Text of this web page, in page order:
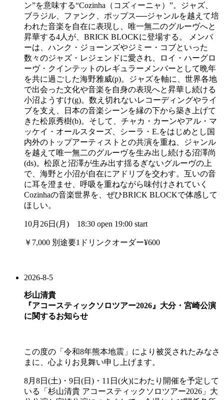
ン”を意味する“Cozinha（コズィーニャ）”。ジャズ、
ブラジル、ファンク、ポップス──ジャンルを越えて培
われた音楽を自在に表現し、唯一無二のグルーヴへと
昇華する4人が、BRICK BLOCKに登場する。 メンバ
ーは、ハンク・ジョーンズやジミー・コブといった
数々のジャズ・レジェンドに愛され、ロイ・ハーグロ
ーヴ・クインテットのレギュラーメンバーとして晩年
を共に過ごした海野雅威(p)。ジャズを軸に、世界各地
で出会った文化や音楽を自身の表現へと昇華し続ける
小沼ようすけ(g)。数え切れないレコーディングやライ
ブを支え、日本の音楽シーンを縁の下から築き上げて
きた松原秀樹(b)。そして、チャカ・カーンやアル・マ
ッケイ・オールスターズ、シーラ・E.をはじめとし国
内外のトップアーティストとの共演を重ね、ジャンル
を越えて唯一無二のグルーヴを生み出し続ける沼澤尚
(ds)。松原と沼澤が生み出す揺るぎないグルーヴの上
で、海野と小沼が自在にアドリブを交わす。互いの音
に耳を澄ませ、呼吸を重ねながら味付けされていく
Cozinhaの音楽世界を、ぜひBRICK BLOCKで体感して
ほしい。
10月26日(月) 18:30 open 19:00 start
￥7,000 別途要1ドリンクオーダー¥600
2026-8-5
杉山清貴
『アコースティックソロツアー2026』大分・宮崎公演
に関するお知らせ
この度の「令和8年熊本地震」により被災されたみなさ
まに、心よりお見舞い申し上げます。
8月8日(土)・9日(日)・11日(火)にわたり開催を予定して
いる「杉山清貴 アコースティックソロツアー2026」大